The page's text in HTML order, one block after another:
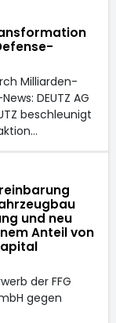
Milliarden-
DEUTZ AG
beschleunigt
und neu
Anteil von
der FFG
gegen